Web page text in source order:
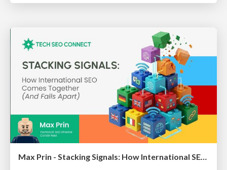
Max Prin - Stacking Signals: How International SEO Comes Together (And Falls Apart)